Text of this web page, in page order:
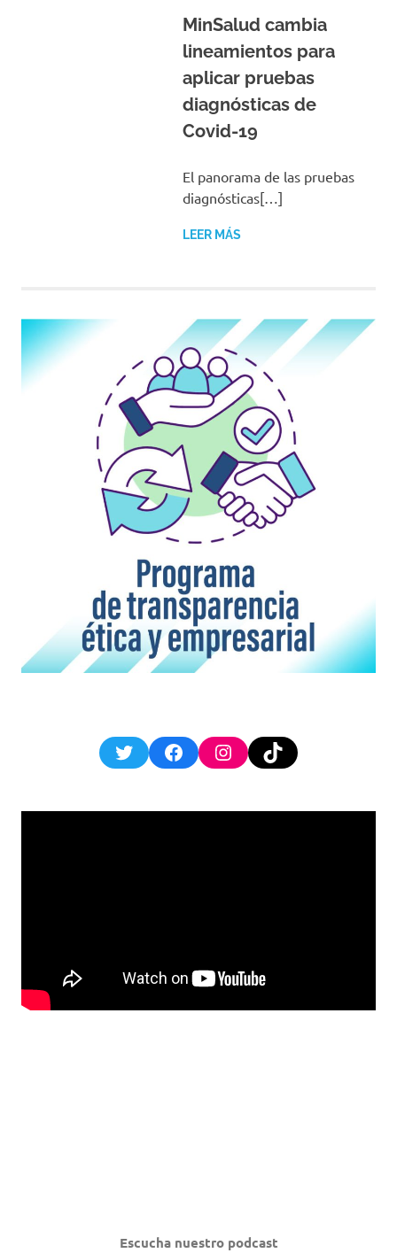
MinSalud cambia
lineamientos para
aplicar pruebas
diagnósticas de
Covid-19
El panorama de las pruebas
diagnósticas[…]
LEER MÁS
TwitterFacebookInstagram
TikTok
Escucha nuestro podcast